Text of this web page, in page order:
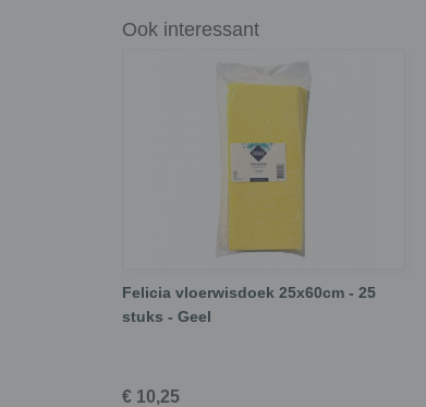
Ook interessant
Felicia vloerwisdoek 25x60cm - 25
stuks - Geel
€ 10,25